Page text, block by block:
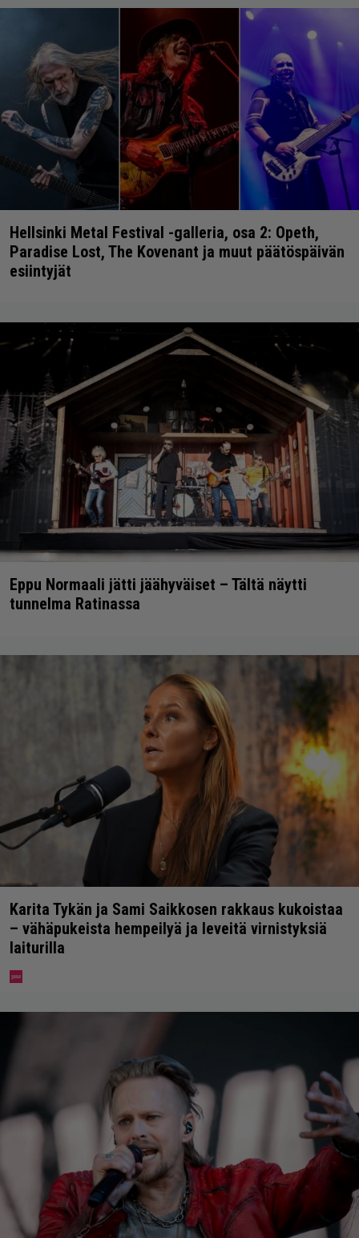
Hellsinki Metal Festival -galleria, osa 2: Opeth,
Paradise Lost, The Kovenant ja muut päätöspäivän
esiintyjät
Eppu Normaali jätti jäähyväiset – Tältä näytti
tunnelma Ratinassa
Karita Tykän ja Sami Saikkosen rakkaus kukoistaa
– vähäpukeista hempeilyä ja leveitä virnistyksiä
laiturilla